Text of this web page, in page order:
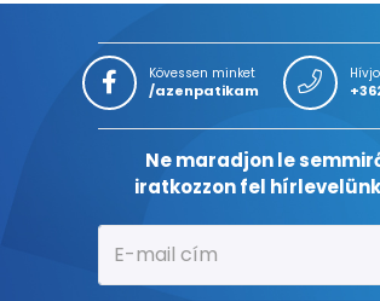
Kövessen minket
/azenpatikam
Ne maradjon le
iratkozzon fel